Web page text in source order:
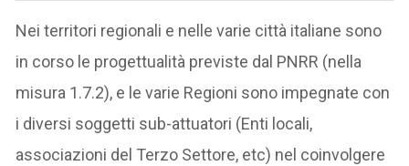
Nei territori regionali e nelle varie città italiane sono
in corso le progettualità previste dal PNRR (nella
misura 1.7.2), e le varie Regioni sono impegnate con
i diversi soggetti sub-attuatori (Enti locali,
associazioni del Terzo Settore, etc) nel coinvolgere